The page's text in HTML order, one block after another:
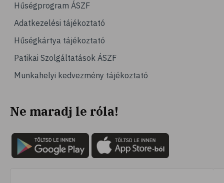
# nyugtató
# emésztés
# puffadás
# gyomorgörcs
# megfázás
# nyákoldás
# ginzeng
# antioxidáns
Hűségprogram ÁSZF
Adatkezelési tájékoztató
Hűségkártya tájékoztató
Patikai Szolgáltatások ÁSZF
Munkahelyi kedvezmény tájékoztató
Ne maradj le róla!